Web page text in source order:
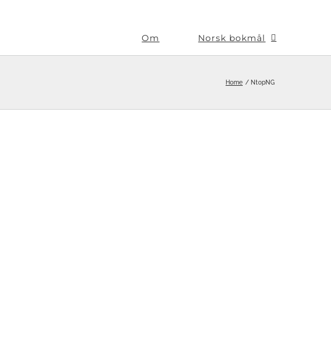
Om Norsk bokmål
Home NtopNG